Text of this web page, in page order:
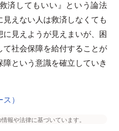
済してもいい』という論法
えない人は救済しなくても
見えようが見えまいが、困
社会保障を給付することが
という意識を確立していき
）
報や法律に基づいています。